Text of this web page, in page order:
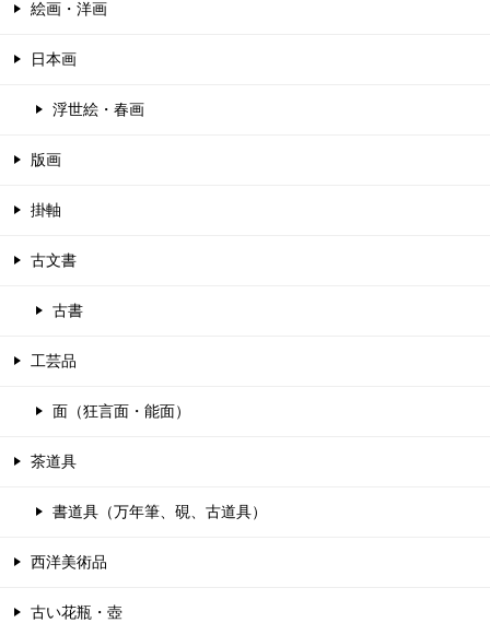
絵画・洋画
日本画
浮世絵・春画
版画
掛軸
古文書
古書
工芸品
面（狂言面・能面）
茶道具
書道具（万年筆、硯、古道具）
西洋美術品
古い花瓶・壺